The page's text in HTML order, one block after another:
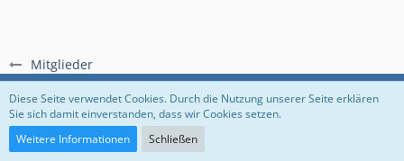
Mitglieder
Regeln Datenschutzerklärung Impressum
Community-Software:
Diese Seite verwendet Cookies. Durch die Nutzung unserer Seite erklären
Sie sich damit einverstanden, dass wir Cookies setzen.
Weitere Informationen
Schließen